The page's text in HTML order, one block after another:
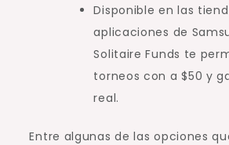
Disponible en las
aplicaciones de
Solitaire Funds te
torneos con a $50 y
real.
Entre algunas de las opciones